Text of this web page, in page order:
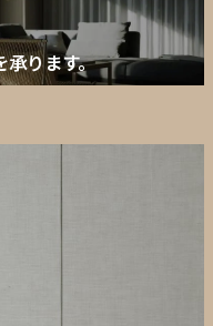
承ります。